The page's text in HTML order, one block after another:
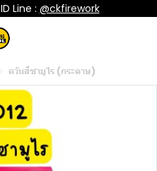
ID Line : @ckfirework
ควันสีซามูไร (กระดาษ)